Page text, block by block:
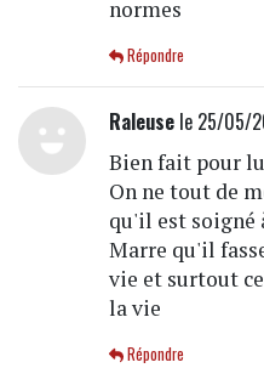
normes
Répondre
Raleusele 25/05/
Bien fait pour
On ne tout de
qu'il est soigné
Marre qu'il
vie et surtout
la vie
Répondre